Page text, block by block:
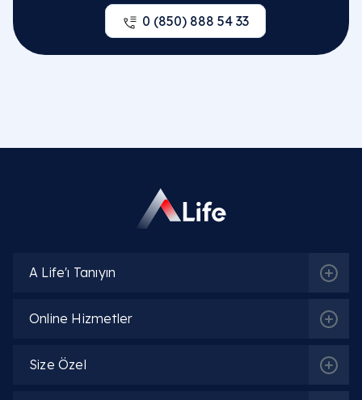
0 (850) 888 54 33
A Life'ı Tanıyın
Online Hizmetler
Size Özel